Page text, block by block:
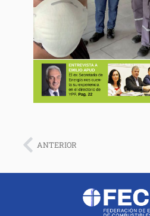
ANTERIOR